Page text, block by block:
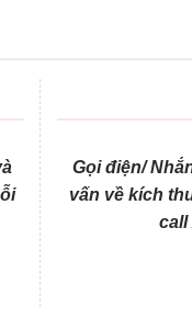
Gọi điện/
vấn về kích
call